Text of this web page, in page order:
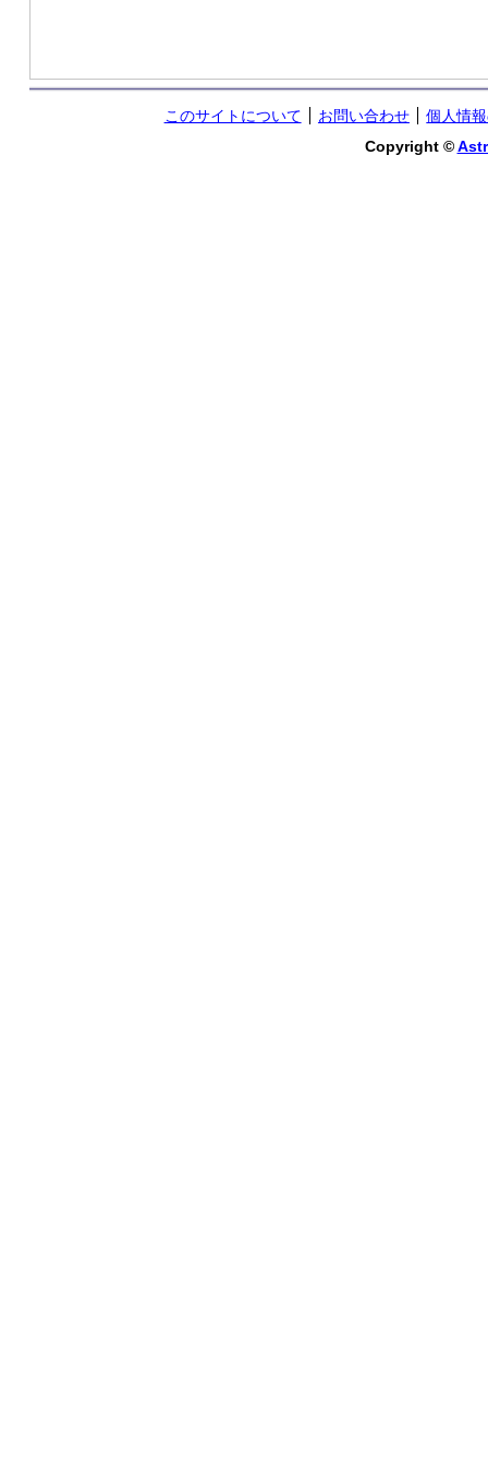
このサイトについて お問い合わせ
個人情
Copyright ©